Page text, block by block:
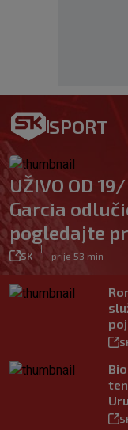
SPORT
UŽIVO OD
Garcia
pogledajte
SK prije 53 min